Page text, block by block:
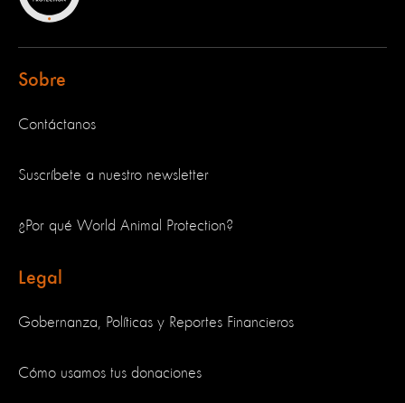
Sobre
Contáctanos
Suscríbete a nuestro newsletter
¿Por qué World Animal Protection?
Legal
Gobernanza, Políticas y Reportes Financieros
Cómo usamos tus donaciones